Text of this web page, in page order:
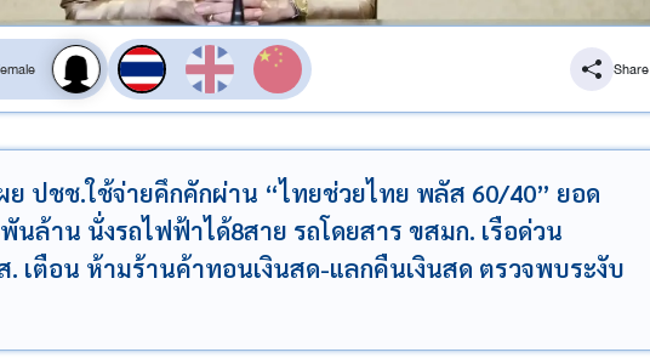
สลับเสียงอ่าน
Share
ย ปชช.ใช้จ่ายคึกคักผ่าน “ไทยช่วยไทย พลัส 60/40” ยอด
นล้าน นั่งรถไฟฟ้าได้8สาย รถโดยสาร ขสมก. เรือด่วน
. เตือน ห้ามร้านค้าทอนเงินสด-แลกคืนเงินสด ตรวจพบระงับ